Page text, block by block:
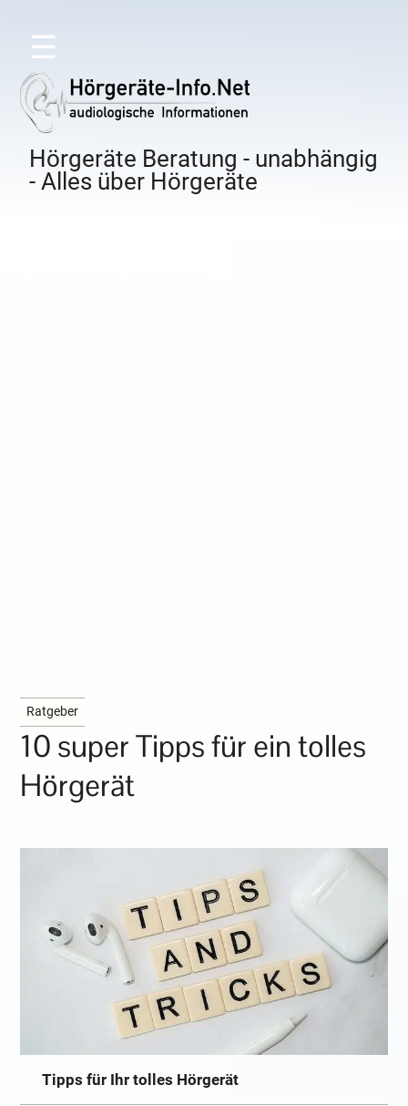
☰
Hörgeräte Beratung - unabhängig
- Alles über Hörgeräte
Ratgeber
10 super Tipps für ein tolles
Hörgerät
Tipps für Ihr tolles Hörgerät